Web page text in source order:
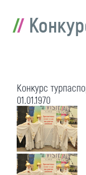
Конкурс
01.01.1970